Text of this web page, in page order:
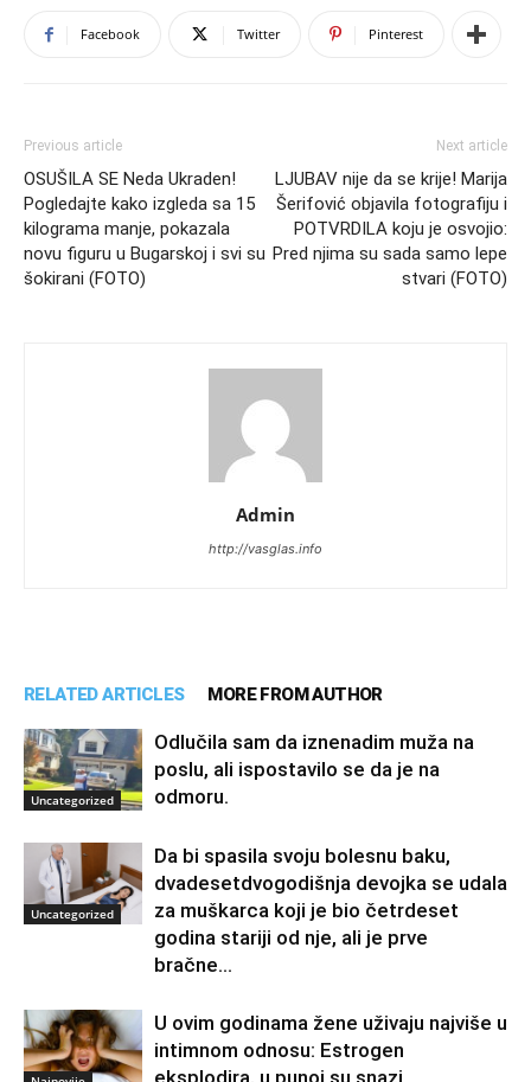
Facebook Twitter Pinterest
Previous article
OSUŠILA SE Neda Ukraden!
Pogledajte kako izgleda sa 15
kilograma manje, pokazala
novu figuru u Bugarskoj i svi su
šokirani (FOTO)
Next article
LJUBAV nije da se krije! Marija
Šerifović objavila fotografiju i
POTVRDILA koju je osvojio:
Pred njima su sada samo lepe
stvari (FOTO)
Admin
http://vasglas.info
RELATED ARTICLES MORE FROM AUTHOR
Uncategorized
Odlučila sam da iznenadim muža na
poslu, ali ispostavilo se da je na
odmoru.
Uncategorized
Da bi spasila svoju bolesnu baku,
dvadesetdvogodišnja devojka se udala
za muškarca koji je bio četrdeset
godina stariji od nje, ali je prve
bračne...
U ovim godinama žene uživaju najviše u
intimnom odnosu: Estrogen